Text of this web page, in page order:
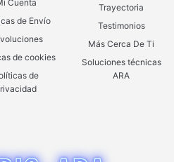
Cuenta
de Envío
de cookies
de
Trayectoria
Testimonios
Más Cerca De Ti
Soluciones técnicas
ARA